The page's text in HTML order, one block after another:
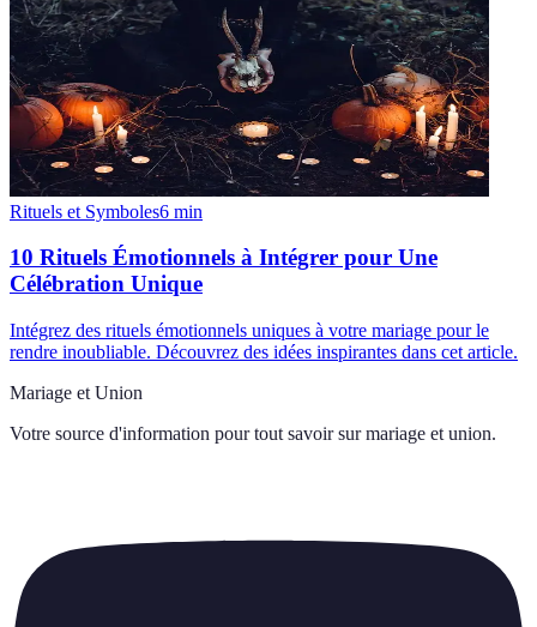
Rituels et Symboles6 min
10 Rituels Émotionnels à Intégrer pour Une
Célébration Unique
Intégrez des rituels émotionnels uniques à votre mariage pour le
rendre inoubliable. Découvrez des idées inspirantes dans cet article.
Mariage et Union
Votre source d'information pour tout savoir sur mariage et union.